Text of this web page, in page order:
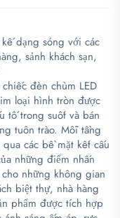
dạng sóng với các
sảnh khách sạn,
đèn chùm LED
loại hình tròn được
tố trong suốt và bán
tuôn trào. Mỗi tầng
các bề mặt kết cấu
những điểm nhấn
những không gian
biệt thự, nhà hàng
phẩm được tích hợp